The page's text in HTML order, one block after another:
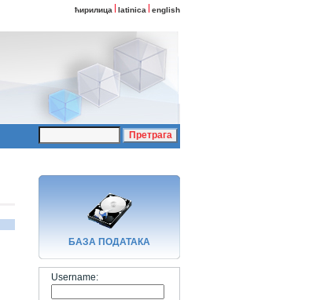
ћирилица latinica english
БАЗA ПОДАТАКА
Username: